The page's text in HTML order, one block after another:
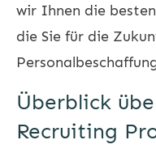
wir Ihnen die besten
die Sie für die
Überblick
Recruiting